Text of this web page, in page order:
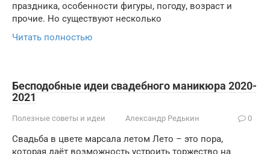
праздника, особенности фигуры, погоду, возраст и
прочие. Но существуют несколько
Читать полностью
Бесподобные идеи свадебного маникюра 2020-
2021
Полезные советы и идеи Александр Редькин 0
Свадьба в цвете марсала летом Лето – это пора,
которая даёт возможность устроить торжество на